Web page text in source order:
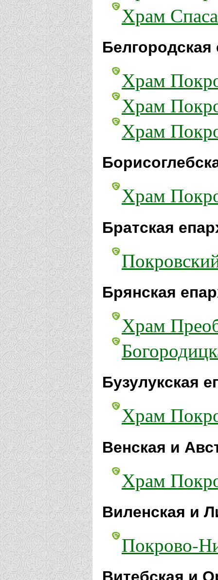
Храм
Белгородская
Храм
Храм
Храм
Храм
Братская
Брянская
Храм
Бузулукская
Храм
Венская и
Храм
Виленская и
Покрово-